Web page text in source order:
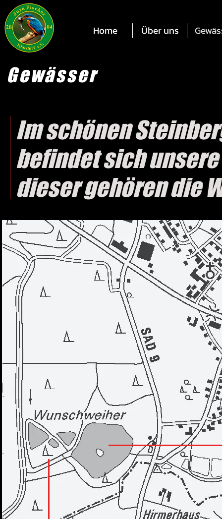
Home Über uns
Gewässer
Im schönen
befindet sich
dieser gehören die